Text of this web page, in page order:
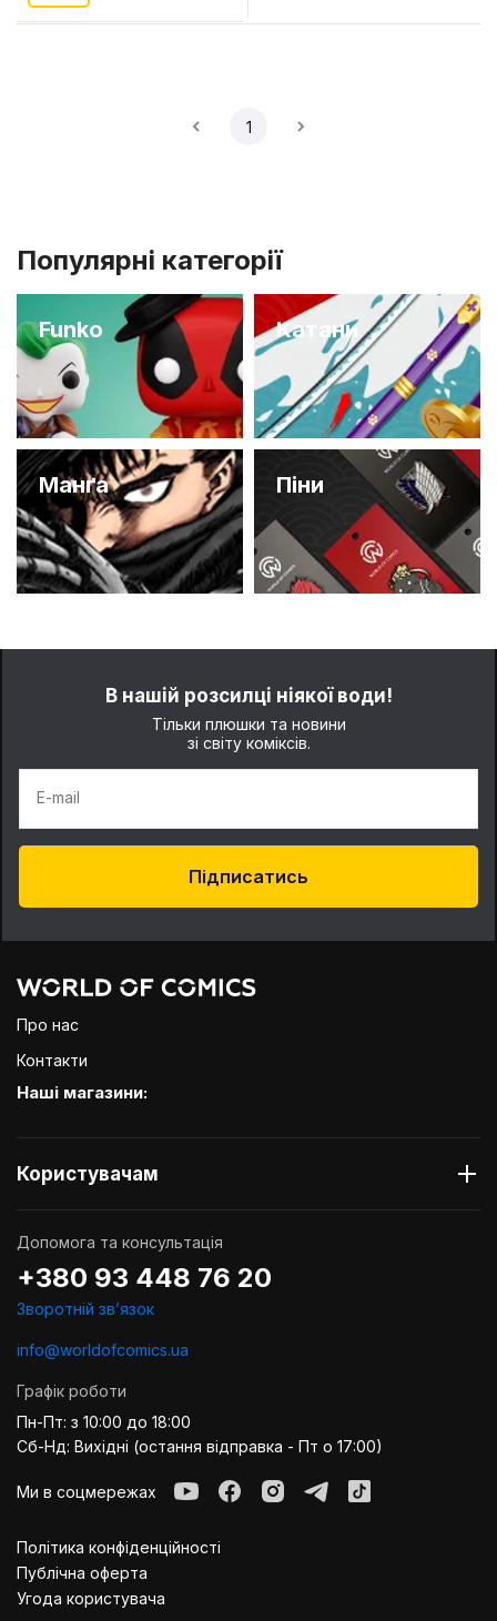
1
Популярні категорії
Funko Катани
Манґа Піни
В нашій розсилці ніякої води!
Тільки плюшки та новини
зі світу коміксів.
E-mail
Підписатись
Про нас
Контакти
Наші магазини:
Користувачам
Допомога та консультація
+380 93 448 76 20
Зворотній звʼязок
info@worldofcomics.ua
Графік роботи
Пн-Пт: з 10:00 до 18:00
Сб-Нд: Вихідні (остання відправка - Пт о 17:00)
Ми в соцмережах
Політика конфіденційності
Публiчна оферта
Угода користувача